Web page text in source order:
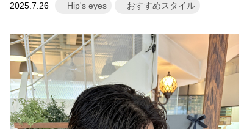
2025.7.26 Hip's eyes おすすめスタイル